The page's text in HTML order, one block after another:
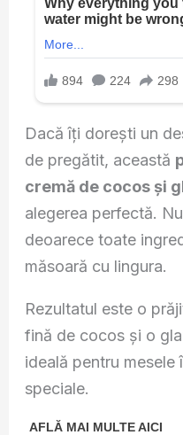
Dacă îți dorești un
de pregătit, această
cremă de cocos și
alegerea perfectă.
deoarece toate
măsoară cu lingura.
Rezultatul este o
fină de cocos și o
ideală pentru mesele
speciale.